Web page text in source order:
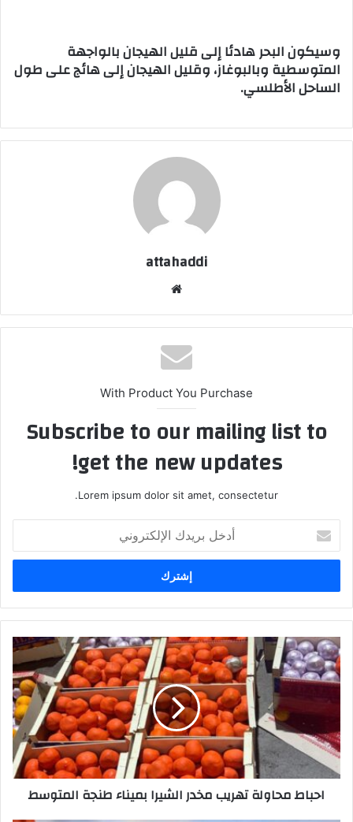
وسيكون البحر هادئا إلى قليل الهيجان بالواجهة
المتوسطية وبالبوغاز، وقليل الهيجان إلى هائج على طول
الساحل الأطلسي.
attahaddi
الوي
ب
With Product You Purchase
Subscribe to our mailing list to
get the new updates!
Lorem ipsum dolor sit amet, consectetur.
خ
ب
ر
د
ك
ا
ك
ت
ر
احباط محاولة تهريب مخدر الشيرا بميناء طنجة المتوسط